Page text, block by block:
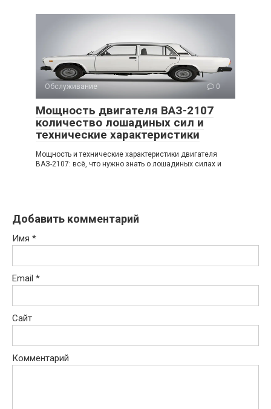
Обслуживание 0
Мощность двигателя ВАЗ-2107
количество лошадиных сил и
технические характеристики
Мощность и технические характеристики двигателя
ВАЗ-2107: всё, что нужно знать о лошадиных силах и
Добавить комментарий
Имя *
Email *
Сайт
Комментарий